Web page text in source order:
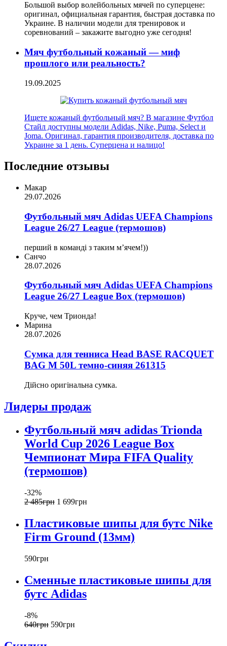
Большой выбор волейбольных мячей по суперцене:
оригинал, официальная гарантия, быстрая доставка по
Украине. В наличии модели для тренировок и
соревнований – закажите выгодно уже сегодня!
Мяч футбольный кожаный — миф
прошлого или реальность?
19.09.2025
Ищете кожаный футбольный мяч? В магазине Футбол
Стайл доступны модели Adidas, Nike, Puma, Select и
Joma. Оригинал, гарантия производителя, доставка по
Украине за 1 день. Суперцена и налицо!
Последние отзывы
Макар
29.07.2026
Футбольный мяч Adidas UEFA Champions
League 26/27 League (термошов)
перший в команді з таким мʼячем!))
Санчо
28.07.2026
Футбольный мяч Adidas UEFA Champions
League 26/27 League Box (термошов)
Круче, чем Трионда!
Марина
28.07.2026
Сумка для тенниса Head BASE RACQUET
BAG M 50L темно-синяя 261315
Дійсно оригінальна сумка.
Лидеры продаж
Футбольный мяч adidas Trionda
World Cup 2026 League Box
Чемпионат Мира FIFA Quality
(термошов)
-32%
2 485грн 1 699грн
Пластиковые шипы для бутс Nike
Firm Ground (13мм)
590грн
Сменные пластиковые шипы для
бутс Adidas
-8%
640грн 590грн